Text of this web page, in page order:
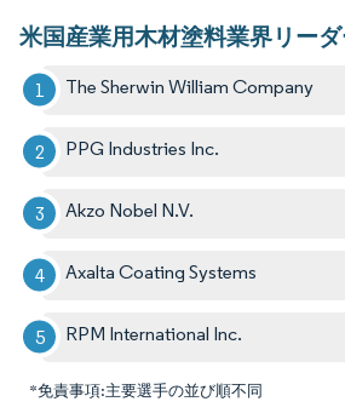
米国産業用木材塗料業界リー
The Sherwin William Company
PPG Industries Inc.
Akzo Nobel N.V.
Axalta Coating Systems
RPM International Inc.
*免責事項:主要選手の並び順不同